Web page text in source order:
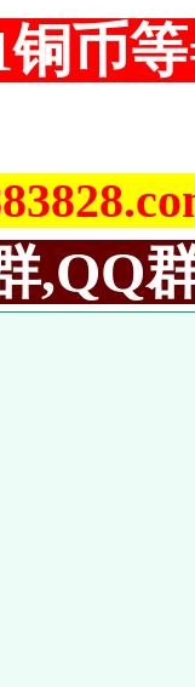
币
,QQ